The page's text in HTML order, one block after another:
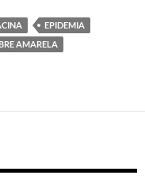
EPIDEMIA
AMARELA